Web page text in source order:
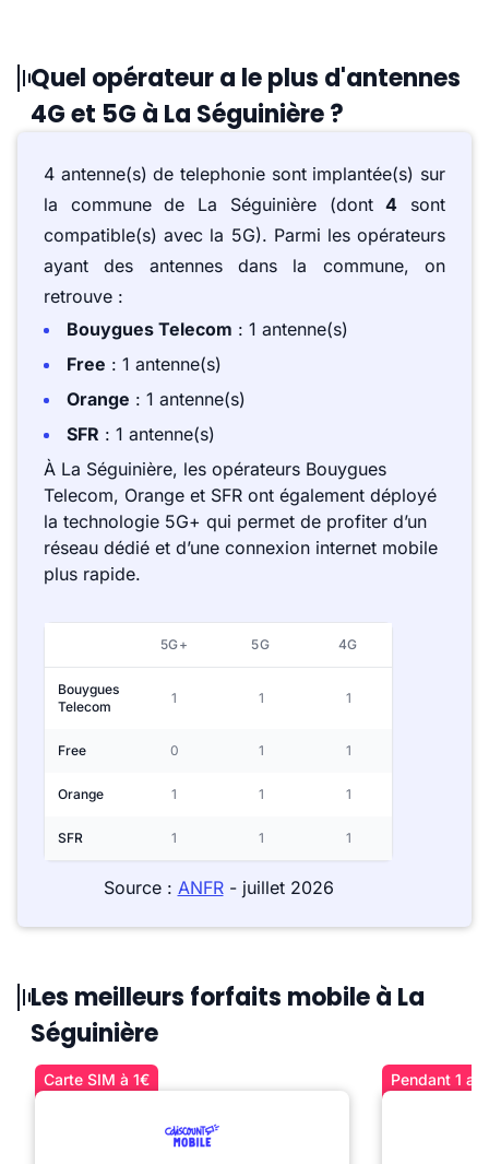
Quel opérateur a le plus d'antennes
4G et 5G à La Séguinière ?
4 antenne(s) de telephonie sont implantée(s) sur
la commune de La Séguinière (dont4 sont
compatible(s) avec la 5G). Parmi les opérateurs
ayant des antennes dans la commune, on
retrouve :
Bouygues Telecom : 1 antenne(s)
Free : 1 antenne(s)
Orange : 1 antenne(s)
SFR : 1 antenne(s)
À La Séguinière, les opérateurs Bouygues
Telecom, Orange et SFR ont également déployé
la technologie 5G+ qui permet de profiter d’un
réseau dédié et d’une connexion internet mobile
plus rapide.
5G+ 5G 4G
Bouygues
Telecom
1 1 1
Free 0 1 1
Orange 1 1 1
SFR 1 1 1
Source : ANFR- juillet 2026
Les meilleurs forfaits mobile à La
Séguinière
Carte SIM à 1€ Pendant 1